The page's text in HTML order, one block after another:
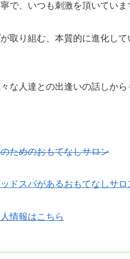
で、いつも刺激を頂いていま
取り組む、本質的に進化し
な人達との出逢いの話しか
ためのおもてなしサロン
ドスパがあるおもてなしサロ
情報はこちら